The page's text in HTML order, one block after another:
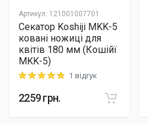
Артикул: 121001007701
Секатор Koshiji MKK-5
ковані ножиці для
квітів 180 мм (Кошійї
MKK-5)
Rating: 5 out of 51 відгук
2259грн.